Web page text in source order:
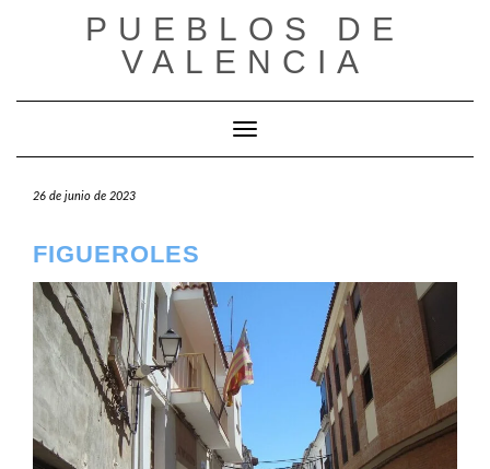
PUEBLOS DE
VALENCIA
Cambiar modo de navegación
26 de junio de 2023
FIGUEROLES